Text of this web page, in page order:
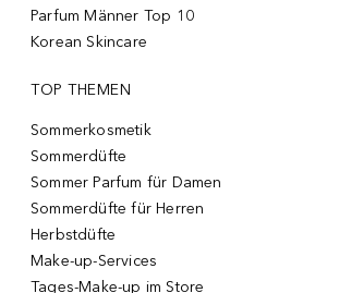
Parfum Männer Top 10
Korean Skincare
TOP THEMEN
Sommerkosmetik
Sommerdüfte
Sommer Parfum für Damen
Sommerdüfte für Herren
Herbstdüfte
Make-up-Services
Tages-Make-up im Store